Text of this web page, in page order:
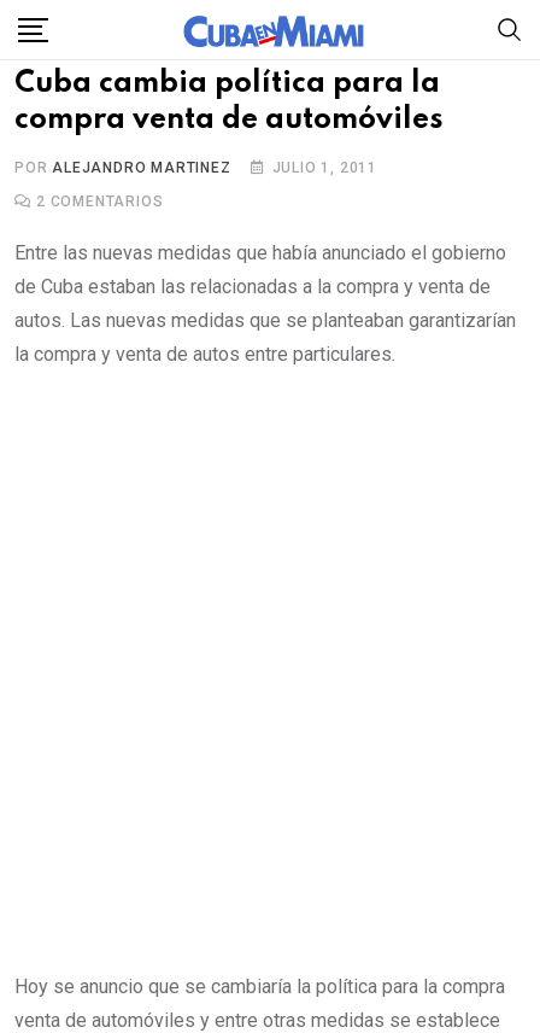
Skip
content
Cuba cambia política para la
compra venta de automóviles
PORALEJANDRO MARTINEZ
JULIO 1, 2011
2 COMENTARIOS
Entre las nuevas medidas que había anunciado el gobierno
de Cuba estaban las relacionadas a la compra y venta de
autos. Las nuevas medidas que se planteaban garantizarían
la compra y venta de autos entre particulares.
Hoy se anuncio que se cambiaría la política para la compra
venta de automóviles y entre otras medidas se establece